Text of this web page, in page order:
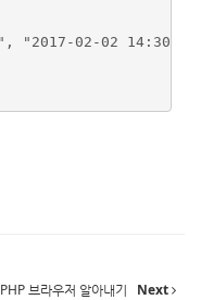
PHP 브라우저 알아내기
Next